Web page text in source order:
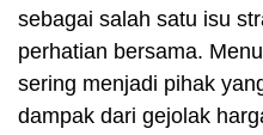
sebagai salah satu isu
perhatian bersama.
sering menjadi pihak
dampak dari gejolak